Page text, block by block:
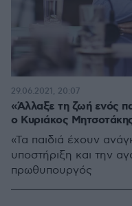
«Άλλαξε τη ζωή ενός
ο Κυριάκος
«Τα παιδιά έχουν
υποστήριξη και την
πρωθυπουργός
29.06.2021, 20:07